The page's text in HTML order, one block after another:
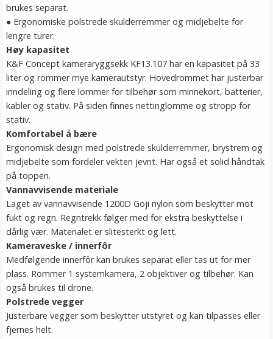
brukes separat.
● Ergonomiske polstrede skulderremmer og midjebelte for
lengre turer.
Høy kapasitet
K&F Concept kameraryggsekk KF13.107 har en kapasitet på 33
liter og rommer mye kamerautstyr. Hovedrommet har justerbar
inndeling og flere lommer for tilbehør som minnekort, batterier,
kabler og stativ. På siden finnes nettinglomme og stropp for
stativ.
Komfortabel å bære
Ergonomisk design med polstrede skulderremmer, brystrem og
midjebelte som fordeler vekten jevnt. Har også et solid håndtak
på toppen.
Vannavvisende materiale
Laget av vannavvisende 1200D Goji nylon som beskytter mot
fukt og regn. Regntrekk følger med for ekstra beskyttelse i
dårlig vær. Materialet er slitesterkt og lett.
Kameraveske / innerfôr
Medfølgende innerfôr kan brukes separat eller tas ut for mer
plass. Rommer 1 systemkamera, 2 objektiver og tilbehør. Kan
også brukes til drone.
Polstrede vegger
Justerbare vegger som beskytter utstyret og kan tilpasses eller
fjernes helt.